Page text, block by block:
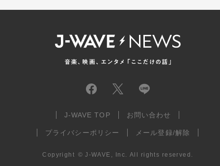
J-WAVE TOP お問い合わせ
プライバシーポリシー メール登録/解除
Copyright © J-WAVE, Inc. All rights reserved.